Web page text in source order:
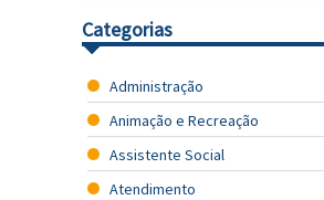
Categorias
Administração
Animação e Recreação
Assistente Social
Atendimento